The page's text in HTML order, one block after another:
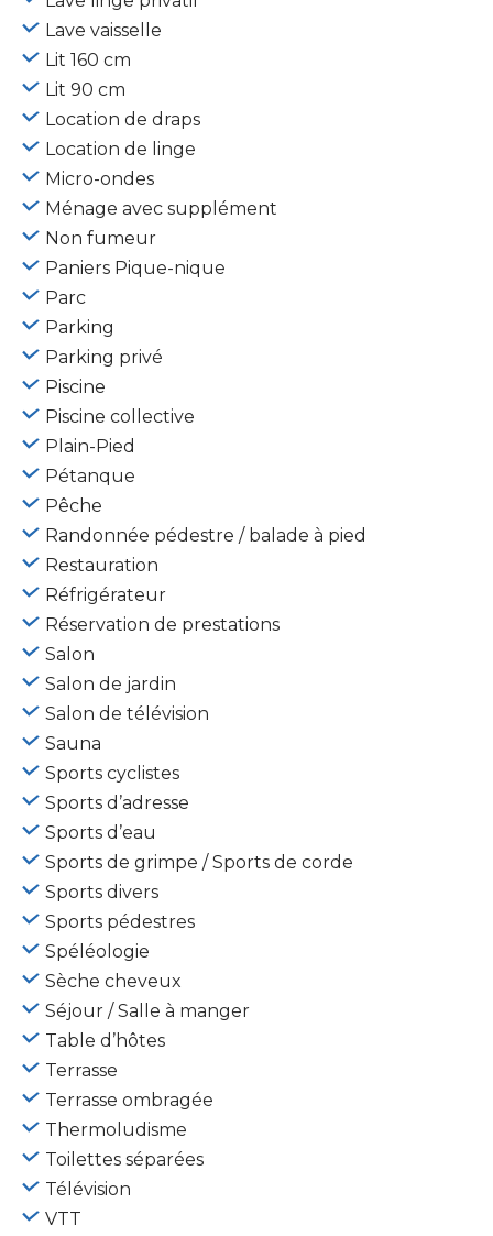
Lave vaisselle
Lit 160 cm
Lit 90 cm
Location de draps
Location de linge
Micro-ondes
Ménage avec supplément
Non fumeur
Paniers Pique-nique
Parc
Parking
Parking privé
Piscine
Piscine collective
Plain-Pied
Pétanque
Pêche
Randonnée pédestre / balade à pied
Restauration
Réfrigérateur
Réservation de prestations
Salon
Salon de jardin
Salon de télévision
Sauna
Sports cyclistes
Sports d’adresse
Sports d’eau
Sports de grimpe / Sports de corde
Sports divers
Sports pédestres
Spéléologie
Sèche cheveux
Séjour / Salle à manger
Table d’hôtes
Terrasse
Terrasse ombragée
Thermoludisme
Toilettes séparées
Télévision
VTT